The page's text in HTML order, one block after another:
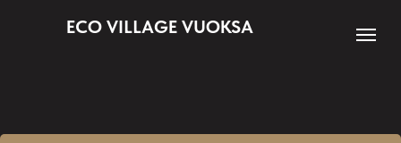
ECO VILLAGE VUOKSA